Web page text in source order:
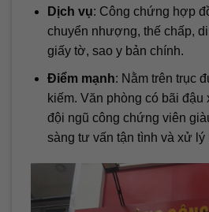
Dịch vụ: Công chứng hợp
chuyển nhượng, thế chấp,
giấy tờ, sao y bản chính.
Điểm mạnh: Nằm trên trục
kiếm. Văn phòng có bãi đậu
đội ngũ công chứng viên
sàng tư vấn tận tình và xử